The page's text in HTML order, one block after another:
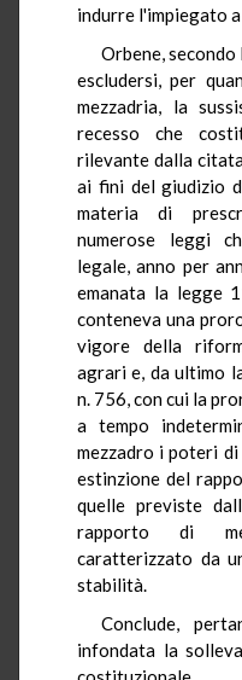
indurre l'impiegato
Orbene,
escludersi, per
mezzadria, la
recesso che
rilevante dalla
ai fini del giudizio
materia di
numerose leggi
legale, anno per
emanata la legge
conteneva una
vigore della
agrari e, da ultimo
n. 756, con cui la
a tempo
mezzadro i poteri
estinzione del
quelle previste
rapporto di
caratterizzato da
stabilità.
Conclude,
infondata la